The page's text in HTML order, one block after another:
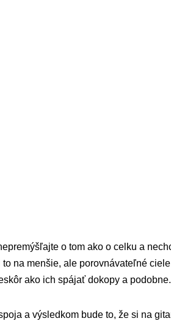
o tom ako o celku a
na menšie, ale porovnávateľné
ako ich spájať dokopy a podobne.
a výsledkom bude to, že si na